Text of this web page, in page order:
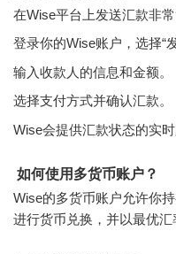
在Wise平台上发送汇款非常
登录你的Wise账户，选择“
输入收款人的信息和金额。
选择支付方式并确认汇款。
Wise会提供汇款状态的实
如何使用多货币账户？
Wise的多货币账户允许你
进行货币兑换，并以最优汇